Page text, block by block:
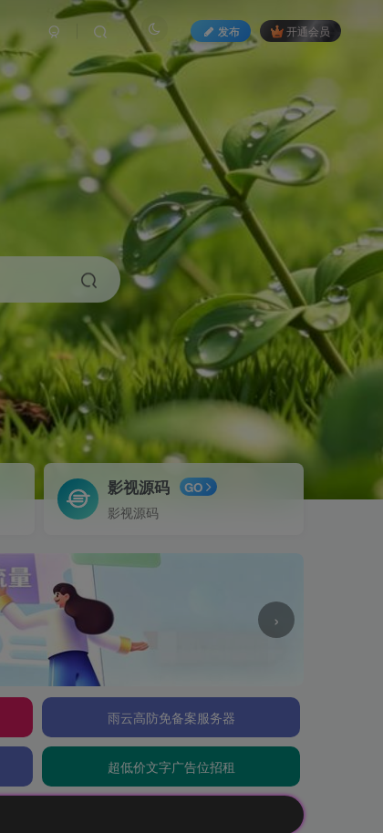
发布 开通会员
影视源码 GO
影视源码
›
雨云高防免备案服务器
超低价文字广告位招租